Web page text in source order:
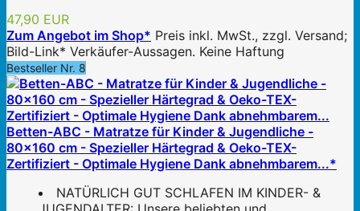
47,90 EUR
Zum Angebot im Shop* Preis inkl. MwSt., zzgl. Versand;
Bild-Link* Verkäufer-Aussagen. Keine Haftung
Bestseller Nr. 8
Betten-ABC - Matratze für Kinder & Jugendliche -
80x160 cm - Spezieller Härtegrad & Oeko-TEX-
Zertifiziert - Optimale Hygiene Dank abnehmbarem...*
NATÜRLICH GUT SCHLAFEN IM KINDER- &